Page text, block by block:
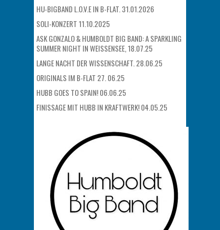
HU-BIGBAND L.O.V.E IN B-FLAT. 31.01.2026
SOLI-KONZERT 11.10.2025
ASK GONZALO & HUMBOLDT BIG BAND: A SPARKLING
SUMMER NIGHT IN WEISSENSEE, 18.07.25
LANGE NACHT DER WISSENSCHAFT. 28.06.25
ORIGINALS IM B-FLAT 27. 06.25
HUBB GOES TO SPAIN! 06.06.25
FINISSAGE MIT HUBB IN KRAFTWERK! 04.05.25